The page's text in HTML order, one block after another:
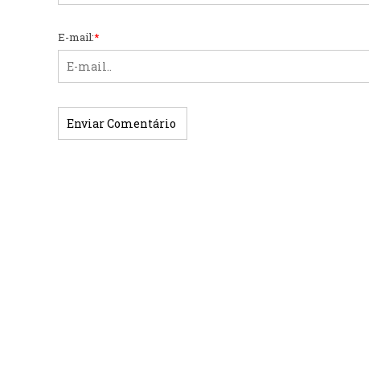
E-mail:*